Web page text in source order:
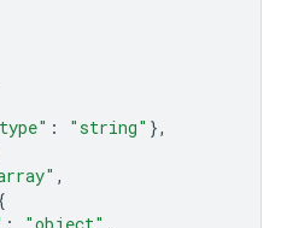
: "string" },
,